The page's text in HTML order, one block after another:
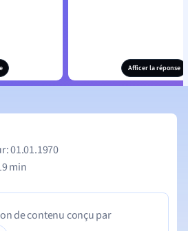
Afficer la réponse
01.01.1970
min
de contenu conçu par